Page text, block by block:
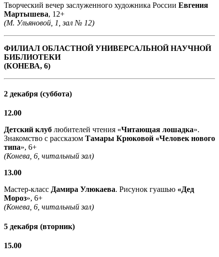
Творческий вечер заслуженного художника России Евгения
Мартышева, 12+
(М. Ульяновой, 1, зал № 12)
ФИЛИАЛ ОБЛАСТНОЙ УНИВЕРСАЛЬНОЙ НАУЧНОЙ
БИБЛИОТЕКИ
(КОНЕВА, 6)
2 декабря (суббота)
12.00
Детский клуб любителей чтения «Читающая лошадка».
Знакомство с рассказом Тамары Крюковой «Человек нового
типа», 6+
(Конева, 6, читальный зал)
13.00
Мастер-класс Дамира Улюкаева. Рисунок гуашью «Дед
Мороз», 6+
(Конева, 6, читальный зал)
5 декабря (вторник)
15.00